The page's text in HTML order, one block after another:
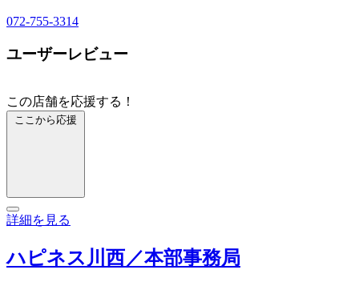
072-755-3314
ユーザーレビュー
この店舗を応援する！
ここから応援
詳細を見る
ハピネス川西／本部事務局